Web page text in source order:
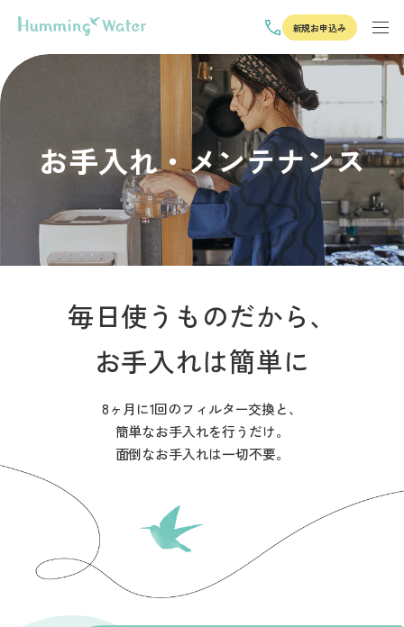
新規お申込み
お手入れ・メンテナンス
毎日使うものだから、
お手入れは簡単に
8ヶ月に1回のフィルター交換と、
簡単なお手入れを行うだけ。
面倒なお手入れは一切不要。